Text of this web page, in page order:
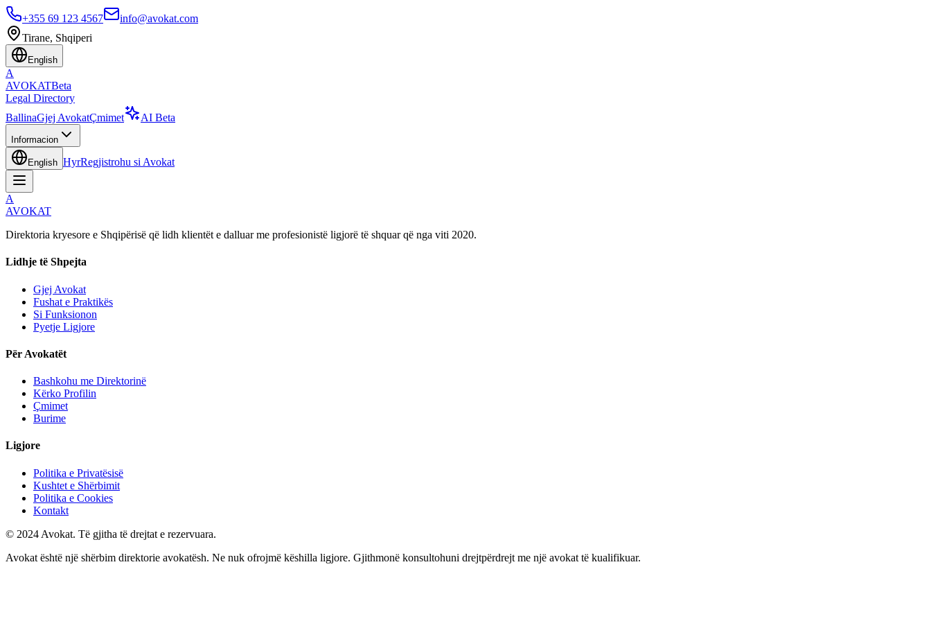
+355 69 123 4567
info@avokat.com
Tirane, Shqiperi
English
A
AVOKATBeta
Legal Directory
BallinaGjej AvokatÇmimet AI Beta
Informacion
English HyrRegjistrohu si Avokat
A
AVOKAT
Direktoria kryesore e Shqipërisë që lidh klientët e dalluar me profesionistë ligjorë të shquar që nga viti 2020.
Lidhje të Shpejta
Gjej Avokat
Fushat e Praktikës
Si Funksionon
Pyetje Ligjore
Për Avokatët
Bashkohu me Direktorinë
Kërko Profilin
Çmimet
Burime
Ligjore
Politika e Privatësisë
Kushtet e Shërbimit
Politika e Cookies
Kontakt
© 2024 Avokat. Të gjitha të drejtat e rezervuara.
Avokat është një shërbim direktorie avokatësh. Ne nuk ofrojmë këshilla ligjore. Gjithmonë konsultohuni drejtpërdrejt me një avokat të kualifikuar.